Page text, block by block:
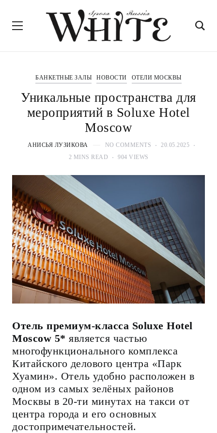
БАНКЕТНЫЕ ЗАЛЫ НОВОСТИ ОТЕЛИ МОСКВЫ
Уникальные пространства для
мероприятий в Soluxe Hotel
Moscow
АНИСЬЯ ЛУЗИКОВА NO COMMENTS
20.05.2025
2 MINS READ
904 VIEWS
Отель премиум-класса Soluxe Hotel
Moscow 5* является частью
многофункционального комплекса
Китайского делового центра «Парк
Хуамин». Отель удобно расположен в
одном из самых зелёных районов
Москвы в 20-ти минутах на такси от
центра города и его основных
достопримечательностей.